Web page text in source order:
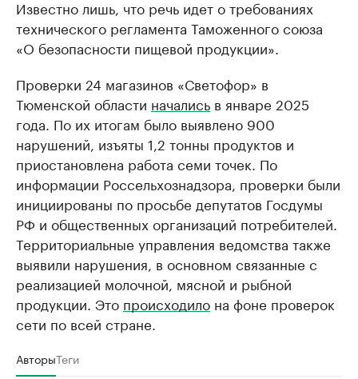
Известно лишь, что речь идет о требованиях
технического регламента Таможенного союза
«О безопасности пищевой продукции».
Проверки 24 магазинов «Светофор» в
Тюменской области начались в январе 2025
года. По их итогам было выявлено 900
нарушений, изъяты 1,2 тонны продуктов и
приостановлена работа семи точек. По
информации Россельхознадзора, проверки были
инициированы по просьбе депутатов Госдумы
РФ и общественных организаций потребителей.
Территориальные управления ведомства также
выявили нарушения, в основном связанные с
реализацией молочной, мясной и рыбной
продукции. Это происходило на фоне проверок
сети по всей стране.
АвторыТеги